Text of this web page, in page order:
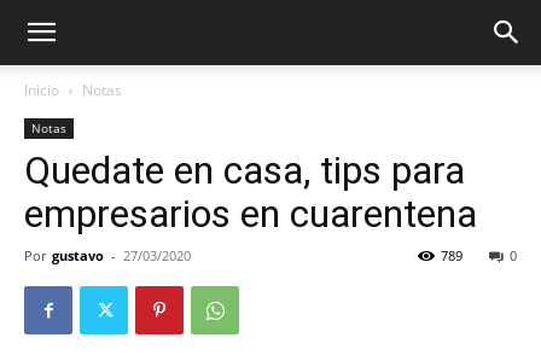
Inicio Notas
Notas
Quedate en casa, tips para
empresarios en cuarentena
Por gustavo - 27/03/2020 0
789